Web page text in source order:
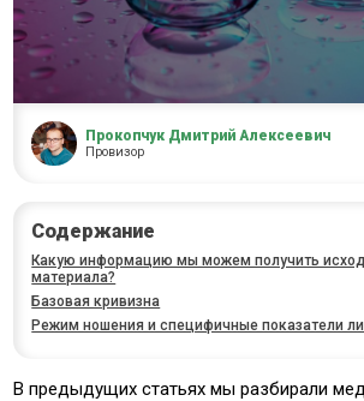
Прокопчук Дмитрий Алексеевич
Провизор
Содержание
Какую информацию мы можем получить
материала?
Базовая кривизна
Режим ношения и специфичные показатели
В предыдущих статьях мы разбирали